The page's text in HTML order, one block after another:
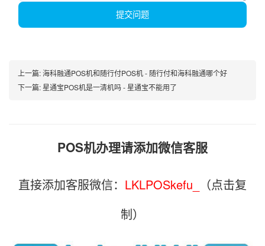
提交问题
上一篇:海科融通POS机和随行付POS机 - 随行付和海科融通哪个好
下一篇:星通宝POS机是一清机吗 - 星通宝不能用了
POS机办理请添加微信客服
直接添加客服微信： LKLPOSkefu_
（点击复
制）